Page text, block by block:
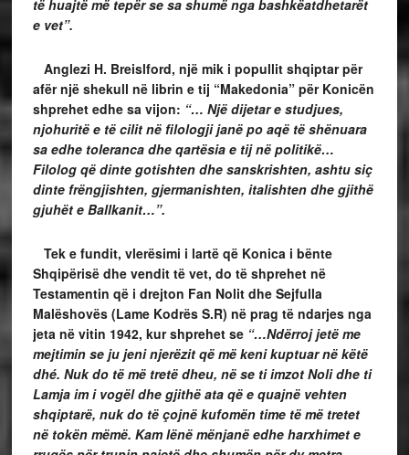
të huajtë më tepër se sa shumë nga bashkëatdhetarët
e vet”.
Anglezi H. Breislford, një mik i popullit shqiptar për
afër një shekull në librin e tij “Makedonia” për Konicën
shprehet edhe sa vijon: “… Një dijetar e studjues,
njohuritë e të cilit në filologji janë po aqë të shënuara
sa edhe toleranca dhe qartësia e tij në politikë…
Filolog që dinte gotishten dhe sanskrishten, ashtu siç
dinte frëngjishten, gjermanishten, italishten dhe gjithë
gjuhët e Ballkanit…”.
Tek e fundit, vlerësimi i lartë që Konica i bënte
Shqipërisë dhe vendit të vet, do të shprehet në
Testamentin që i drejton Fan Nolit dhe Sejfulla
Malëshovës (Lame Kodrës S.R) në prag të ndarjes nga
jeta në vitin 1942, kur shprehet se “…Ndërroj jetë me
mejtimin se ju jeni njerëzit që më keni kuptuar në këtë
dhé. Nuk do të më tretë dheu, në se ti imzot Noli dhe ti
Lamja im i vogël dhe gjithë ata që e quajnë vehten
shqiptarë, nuk do të çojnë kufomën time të më tretet
në tokën mëmë. Kam lënë mënjanë edhe harxhimet e